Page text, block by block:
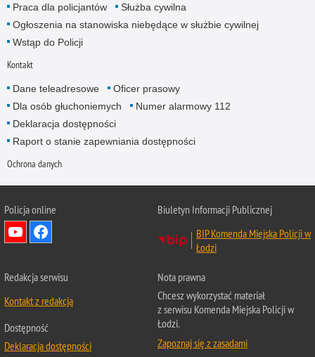
Praca dla policjantów
Służba cywilna
Ogłoszenia na stanowiska niebędące w służbie cywilnej
Wstąp do Policji
Kontakt
Dane teleadresowe
Oficer prasowy
Dla osób głuchoniemych
Numer alarmowy 112
Deklaracja dostępności
Raport o stanie zapewniania dostępności
Ochrona danych
Policja online
Biuletyn Informacji Publicznej
BIP Komenda Miejska Policji w
Łodzi
Redakcja serwisu
Kontakt z redakcją
Dostępność
Deklaracja dostępności
Nota prawna
Chcesz wykorzystać materiał
z serwisu Komenda Miejska Policji w
Łodzi.
Zapoznaj się z zasadami